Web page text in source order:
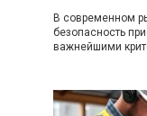
В современном
безопасность
важнейшими